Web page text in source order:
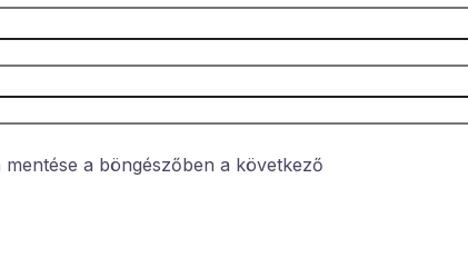
a böngészőben a következő